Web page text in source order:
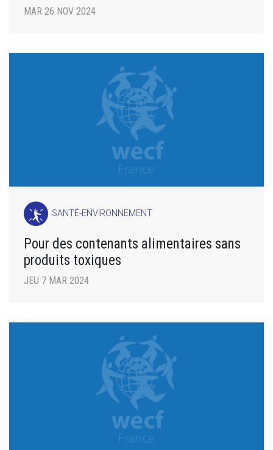
MAR 26 NOV 2024
SANTÉ-ENVIRONNEMENT
Pour des contenants alimentaires sans
produits toxiques
JEU 7 MAR 2024